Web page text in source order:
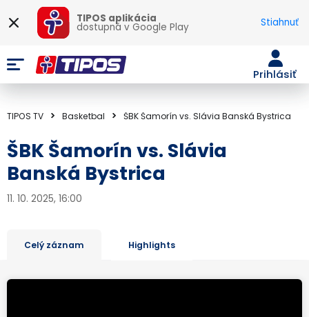
TIPOS aplikácia
dostupná vGoogle Play Stiahnuť
Prihlásiť
TIPOS TV Basketbal ŠBK Šamorín vs. Slávia Banská Bystrica
ŠBK Šamorín vs. Slávia
Banská Bystrica
11. 10. 2025, 16:00
Celý záznam Highlights